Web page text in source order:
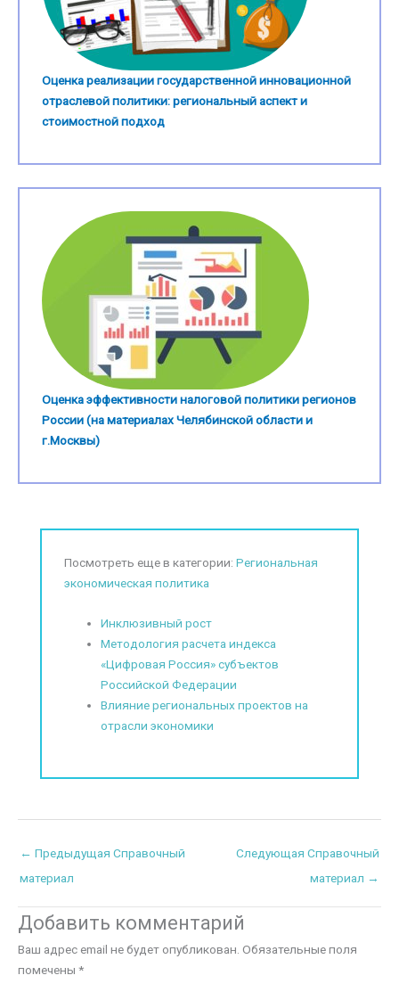
Оценка реализации государственной инновационной
отраслевой политики: региональный аспект и
стоимостной подход
Оценка эффективности налоговой политики регионов
России (на материалах Челябинской области и
г.Москвы)
Посмотреть еще в категории: Региональная
экономическая политика
Инклюзивный рост
Методология расчета индекса
«Цифровая Россия» субъектов
Российской Федерации
Влияние региональных проектов на
отрасли экономики
← Предыдущая Справочный
материал
Следующая Справочный
материал →
Добавить комментарий
Ваш адрес email не будет опубликован. Обязательные поля
помечены *